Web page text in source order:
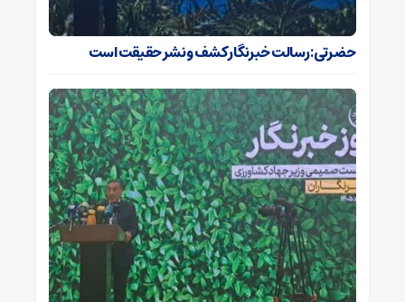
حضرتی: رسالت خبرنگار کشف و نشر حقیقت است